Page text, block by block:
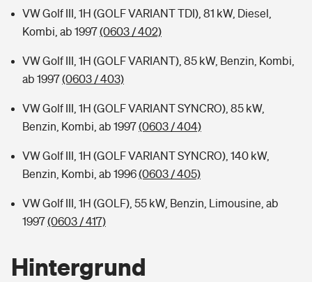
VW Golf III, 1H (GOLF VARIANT TDI), 81 kW, Diesel,
Kombi, ab 1997(0603 / 402)
VW Golf III, 1H (GOLF VARIANT), 85 kW, Benzin, Kombi,
ab 1997(0603 / 403)
VW Golf III, 1H (GOLF VARIANT SYNCRO), 85 kW,
Benzin, Kombi, ab 1997(0603 / 404)
VW Golf III, 1H (GOLF VARIANT SYNCRO), 140 kW,
Benzin, Kombi, ab 1996(0603 / 405)
VW Golf III, 1H (GOLF), 55 kW, Benzin, Limousine, ab
1997(0603 / 417)
Hintergrund